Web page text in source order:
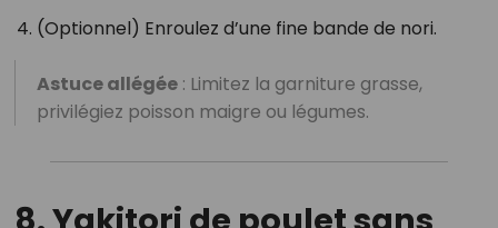
(Optionnel) Enroulez d’une fine bande de nori.
Astuce allégée: Limitez la garniture grasse,
privilégiez poisson maigre ou légumes.